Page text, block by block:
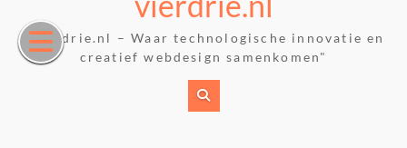
content
"Vierdrie.nl – Waar technologische innovatie en
creatief webdesign samenkomen"